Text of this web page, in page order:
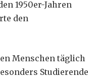
1950er-Jahren
den
Menschen täglich
Studierende